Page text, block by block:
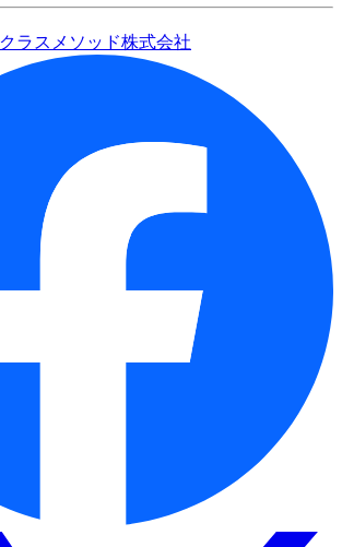
クラスメソッド株式会社